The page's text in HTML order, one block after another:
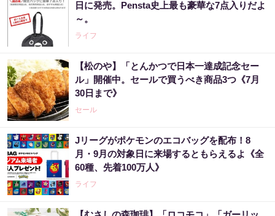
日に発売。Pensta史上最も豪華な7点入りだよ
～。
ライフ
【松のや】「とんかつで日本一達成記念セー
ル」開催中。セールで買うべき商品3つ《7月
30日まで》
セール
Jリーグがポケモンのエコバッグを配布！8
月・9月の対象日に来場するともらえるよ《全
60種、先着100万人》
ライフ